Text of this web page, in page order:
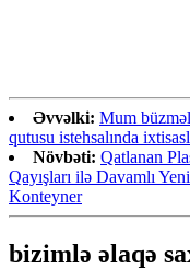
Əvvəlki: Mum
qutusu istehsalında
Növbəti: Qatlanan
Qayışları ilə Davamlı
Konteyner
bizimlə əlaqə